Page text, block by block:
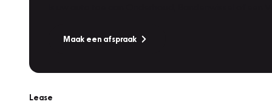
Maak een afspraak
Lease